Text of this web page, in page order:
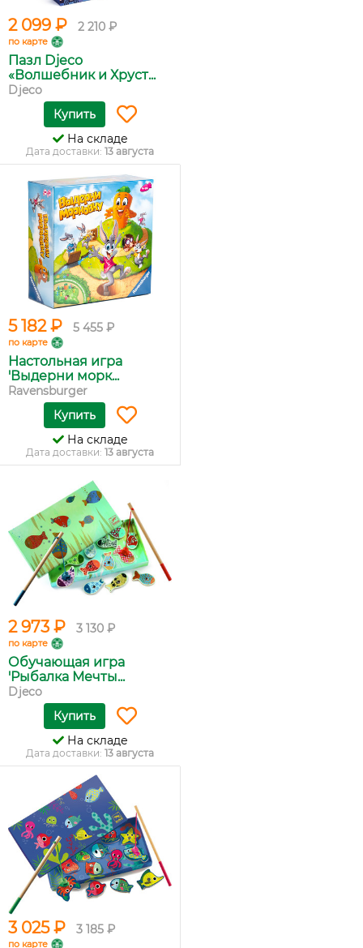
2 099 ₽ 2 210 ₽
по карте
Пазл Djeco
«Волшебник и Хруст...
Djeco
Купить
На складе
Дата доставки: 13 августа
5 182 ₽ 5 455 ₽
по карте
Настольная игра
'Выдерни морк...
Ravensburger
Купить
На складе
Дата доставки: 13 августа
2 973 ₽ 3 130 ₽
по карте
Обучающая игра
'Рыбалка Мечты...
Djeco
Купить
На складе
Дата доставки: 13 августа
3 025 ₽ 3 185 ₽
по карте